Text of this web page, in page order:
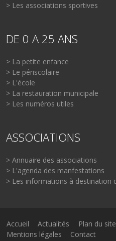
> Les associations sportives
DE 0 A 25 ANS
> La petite enfance
> Le périscolaire
> L'école
> La restauration municipale
> Les numéros utiles
ASSOCIATIONS
> Annuaire des associations
> L'agenda des manfestations
> Les informations à destination
Accueil Actualités Plan du site
Mentions légales
Contact